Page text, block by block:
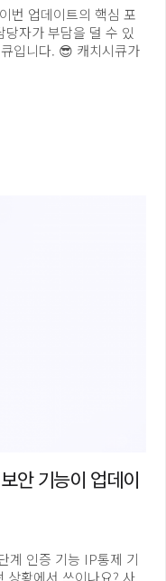
번 업데이트의 핵심 포
자가 부담을 덜 수 있
입니다. 😎 캐치시큐가
안 기능이 업데이
계 인증 기능 IP통제 기
상황에서 쓰이나요? 사